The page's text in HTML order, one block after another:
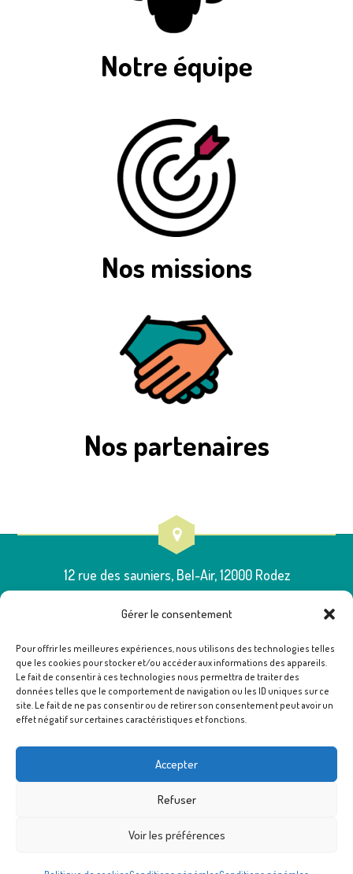
Gérer le consentement
Pour offrir les meilleures expériences, nous utilisons des technologies telles
que les cookies pour stocker et/ou accéder aux informations des appareils.
Le fait de consentir à ces technologies nous permettra de traiter des
données telles que le comportement de navigation ou les ID uniques sur ce
site. Le fait de ne pas consentir ou de retirer son consentement peut avoir un
effet négatif sur certaines caractéristiques et fonctions.
Accepter
Refuser
Voir les préférences
Notre équipe
Nos missions
Nos partenaires
12 rue des sauniers, Bel-Air, 12000 Rodez
05 65 75 54 00
poleressources12@famillesrurales.org